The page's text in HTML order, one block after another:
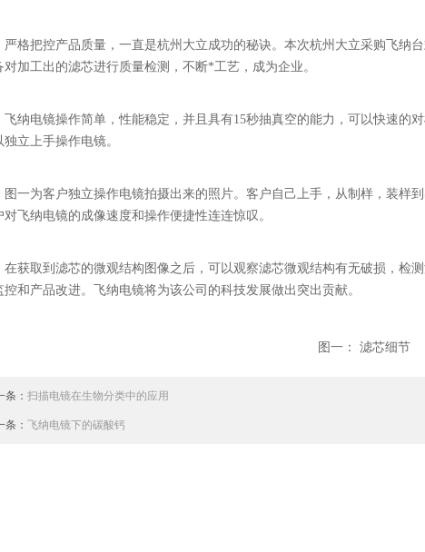
严格把控产品质量，一直是杭州大立成功的秘诀。本次杭州大立采购飞纳
对加工出的滤芯进行质量检测，不断*工艺，成为企业。
飞纳电镜操作简单，性能稳定，并且具有15秒抽真空的能力，可以快速的
独立上手操作电镜。
图一为客户独立操作电镜拍摄出来的照片。客户自己上手，从制样，装样
对飞纳电镜的成像速度和操作便捷性连连惊叹。
在获取到滤芯的微观结构图像之后，可以观察滤芯微观结构有无破损，检
控和产品改进。飞纳电镜将为该公司的科技发展做出突出贡献。
图一： 滤芯细节
条： 扫描电镜在生物分类中的应用
条： 飞纳电镜下的碳酸钙